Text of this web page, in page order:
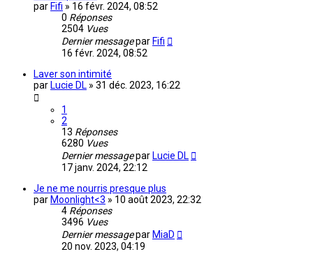
par Fifi » 16 févr. 2024, 08:52
0 Réponses
2504 Vues
Dernier messagepar Fifi
16 févr. 2024, 08:52
Laver son intimité
par Lucie DL » 31 déc. 2023, 16:22
1
2
13 Réponses
6280 Vues
Dernier messagepar Lucie DL
17 janv. 2024, 22:12
Je ne me nourris presque plus
par Moonlight<3 » 10 août 2023, 22:32
4 Réponses
3496 Vues
Dernier messagepar MiaD
20 nov. 2023, 04:19